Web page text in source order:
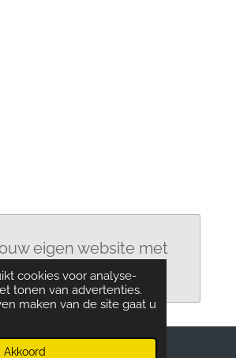
cookies voor analyse-
tonen van advertenties.
maken van de site gaat u
Akkoord
eigen website met
JouwWeb